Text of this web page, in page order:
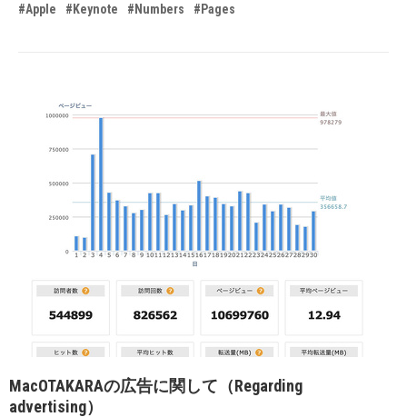
#Apple #Keynote #Numbers #Pages
MacOTAKARAの広告に関して（Regarding
advertising）